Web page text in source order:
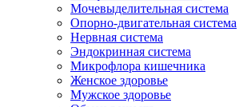
Мочевыделительная система
Опорно-двигательная система
Нервная система
Эндокринная система
Микрофлора кишечника
Женское здоровье
Мужское здоровье